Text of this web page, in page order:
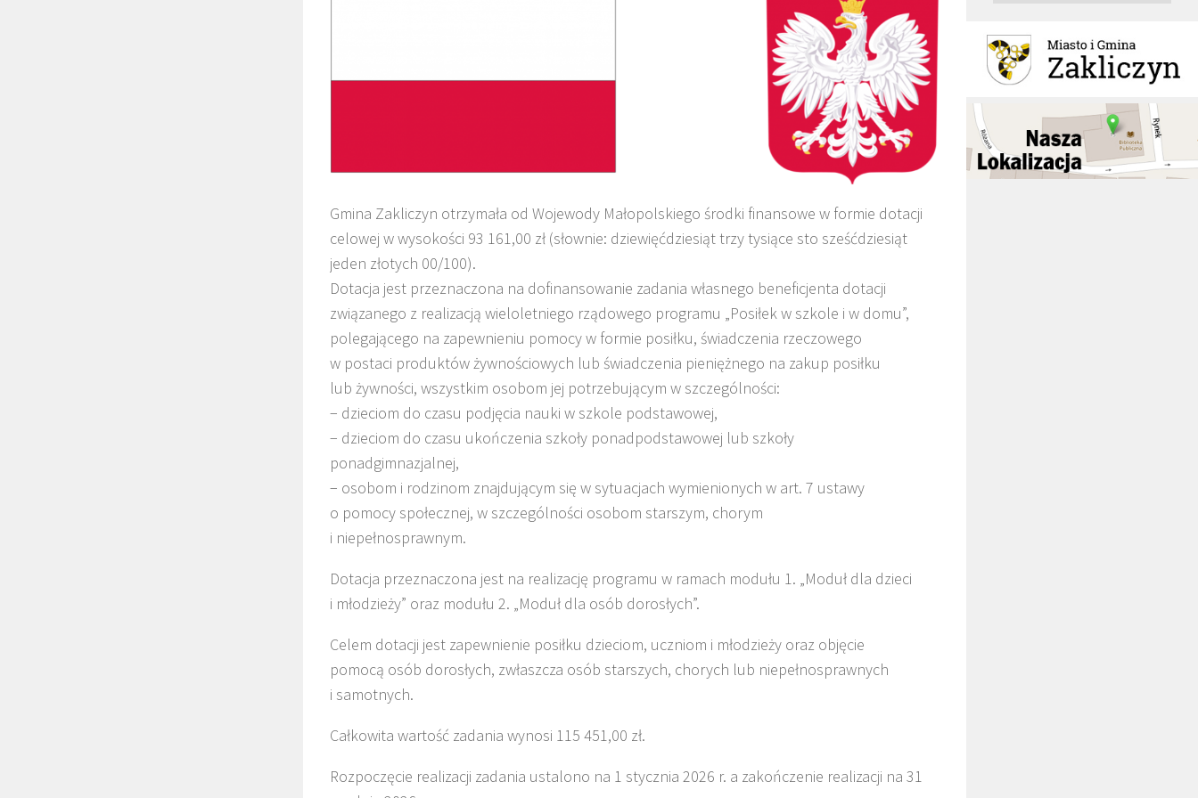
Gmina Zakliczyn otrzymała od Wojewody Małopolskiego środki finansowe w formie dotacji
celowej w wysokości 93 161,00 zł (słownie: dziewięćdziesiąt trzy tysiące sto sześćdziesiąt
jeden złotych 00/100).
Dotacja jest przeznaczona na dofinansowanie zadania własnego beneficjenta dotacji
związanego z realizacją wieloletniego rządowego programu „Posiłek w szkole i w domu”,
polegającego na zapewnieniu pomocy w formie posiłku, świadczenia rzeczowego
w postaci produktów żywnościowych lub świadczenia pieniężnego na zakup posiłku
lub żywności, wszystkim osobom jej potrzebującym w szczególności:
− dzieciom do czasu podjęcia nauki w szkole podstawowej,
− dzieciom do czasu ukończenia szkoły ponadpodstawowej lub szkoły
ponadgimnazjalnej,
− osobom i rodzinom znajdującym się w sytuacjach wymienionych w art. 7 ustawy
o pomocy społecznej, w szczególności osobom starszym, chorym
i niepełnosprawnym.
Dotacja przeznaczona jest na realizację programu w ramach modułu 1. „Moduł dla dzieci
i młodzieży” oraz modułu 2. „Moduł dla osób dorosłych”.
Celem dotacji jest zapewnienie posiłku dzieciom, uczniom i młodzieży oraz objęcie
pomocą osób dorosłych, zwłaszcza osób starszych, chorych lub niepełnosprawnych
i samotnych.
Całkowita wartość zadania wynosi 115 451,00 zł.
Rozpoczęcie realizacji zadania ustalono na 1 stycznia 2026 r. a zakończenie realizacji na 31